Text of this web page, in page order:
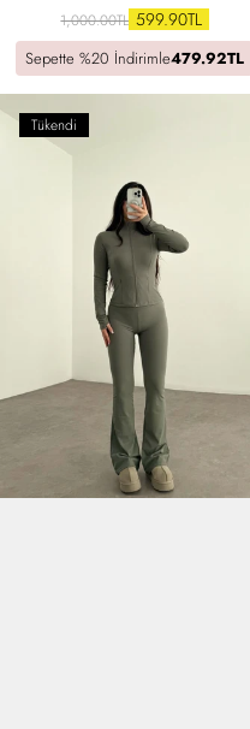
1,000.00TL 599.90TL
Sepette %20 İndirimle479.92TL
Tükendi